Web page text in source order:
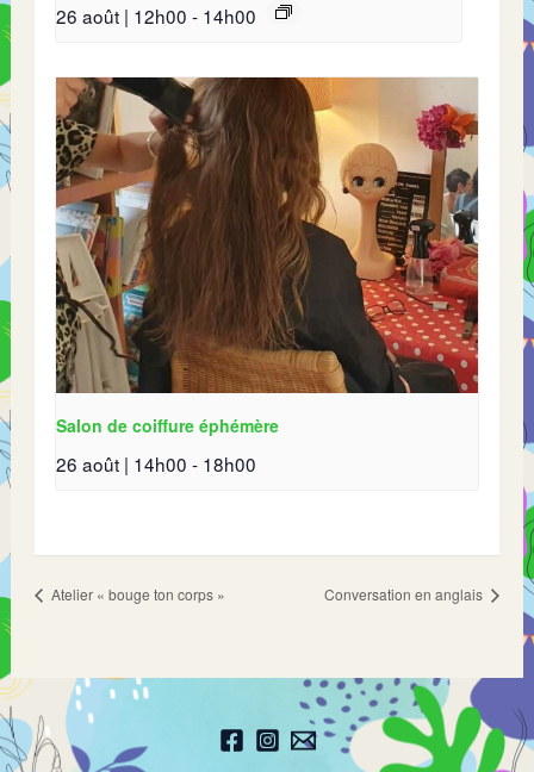
26 août | 12h00 - 14h00
Salon de coiffure éphémère
26 août | 14h00 - 18h00
Atelier « bouge ton corps » Conversation en anglais